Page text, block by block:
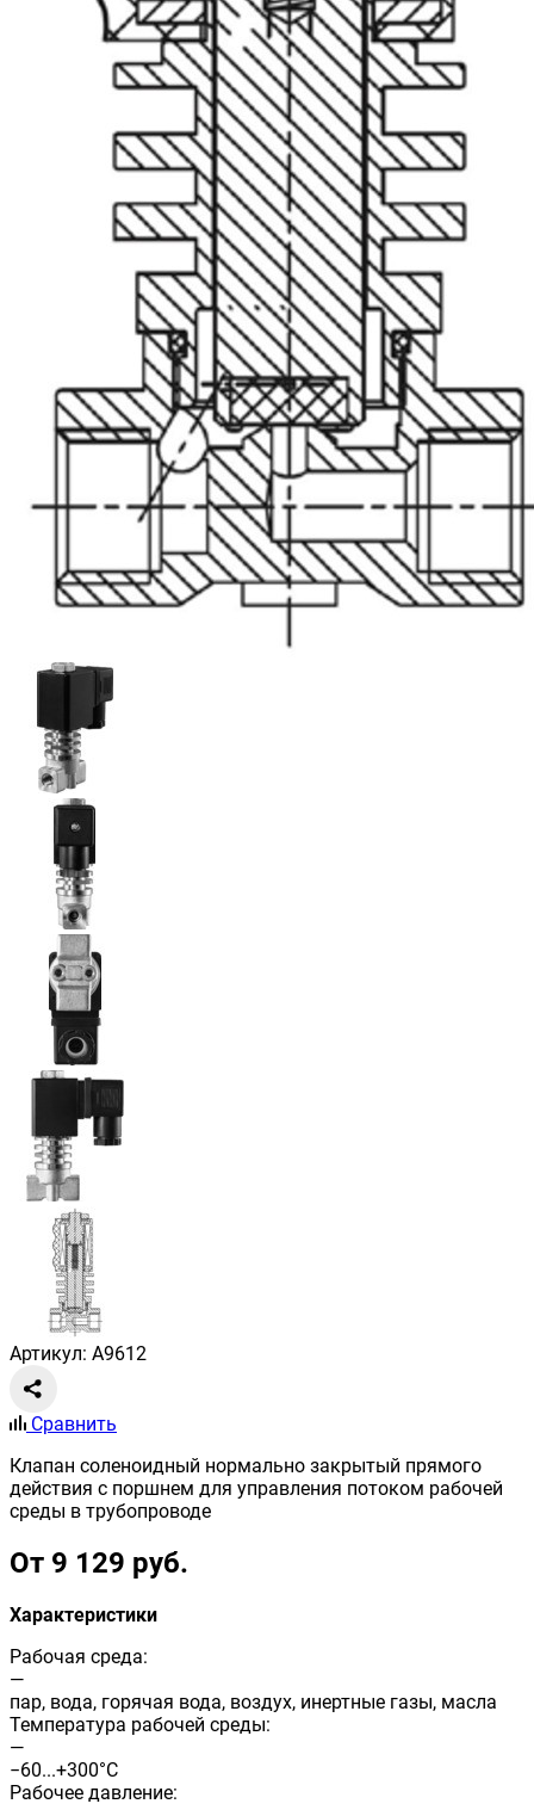
Артикул: A9612
Сравнить
Клапан соленоидный нормально закрытый прямого
действия с поршнем для управления потоком рабочей
среды в трубопроводе
От 9 129 руб.
Характеристики
Рабочая среда:
—
пар, вода, горячая вода, воздух, инертные газы, масла
Температура рабочей среды:
—
−60...+300°С
Рабочее давление: